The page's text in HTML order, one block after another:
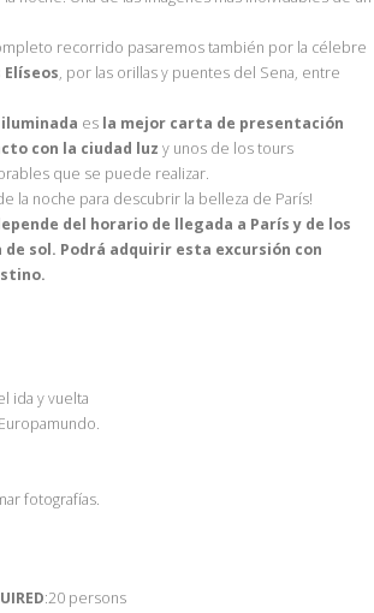
recorrido pasaremos también por la célebre
Elíseos, por las orillas y puentes del Sena, entre
es la mejor carta de presentación
con la ciudad luz y unos de los tours
que se puede realizar.
la noche para descubrir la belleza de París!
del horario de llegada a París y de los
sol. Podrá adquirir esta excursión con
ida y vuelta
fotografías.
:20 persons